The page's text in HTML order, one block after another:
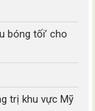
bóng tối’ cho
trị khu vực Mỹ